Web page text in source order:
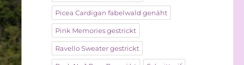
Picea Cardigan fabelwald genäht
Pink Memories gestrickt
Ravello Sweater gestrickt